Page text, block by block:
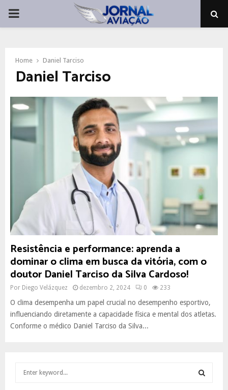
PRIMARY
Home Daniel Tarciso
Daniel Tarciso
Resistência e performance: aprenda a
dominar o clima em busca da vitória, com o
doutor Daniel Tarciso da Silva Cardoso!
Por Diego Velázquez dezembro 2, 2024 0 233
O clima desempenha um papel crucial no desempenho esportivo,
influenciando diretamente a capacidade física e mental dos atletas.
Conforme o médico Daniel Tarciso da Silva...